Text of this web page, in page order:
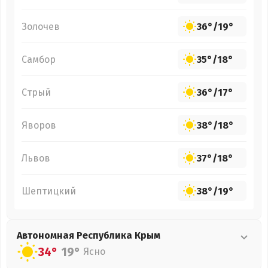
Золочев 36°/19°
Самбор 35°/18°
Стрый 36°/17°
Яворов 38°/18°
Львов 37°/18°
Шептицкий 38°/19°
Автономная Республика Крым
34° 19° Ясно